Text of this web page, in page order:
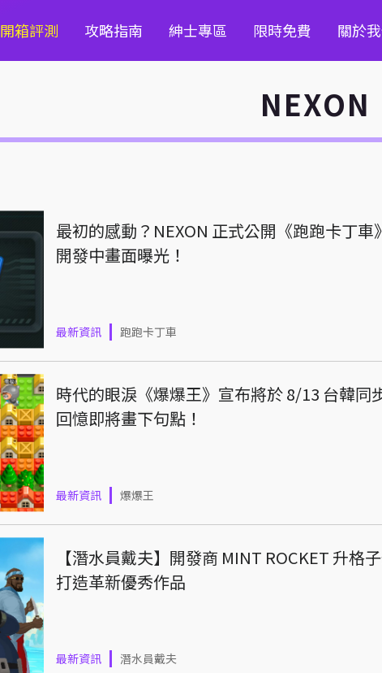
開箱評測 攻略指南 紳士專區 限時免費 關於
NEXON
最初的感動？NEXON 正式公開《跑跑卡丁
開發中畫面曝光！
最新資訊 跑跑卡丁車
時代的眼淚《爆爆王》宣布將於 8/13 台韓同
回憶即將畫下句點！
最新資訊 爆爆王
【潛水員戴夫】開發商 MINT ROCKET 升格
打造革新優秀作品
最新資訊 潛水員戴夫